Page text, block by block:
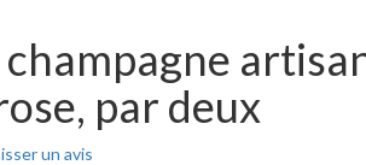
champagne
par deux
un avis